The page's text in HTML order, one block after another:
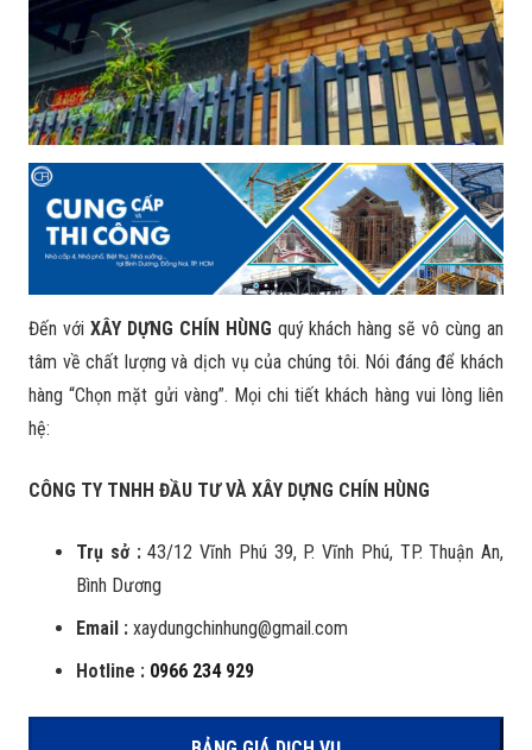
Đến với XÂY DỰNG CHÍN HÙNG quý khách hàng sẽ vô cùng an
tâm về chất lượng và dịch vụ của chúng tôi. Nói đáng để khách
hàng “Chọn mặt gửi vàng”. Mọi chi tiết khách hàng vui lòng liên
hệ:
CÔNG TY TNHH ĐẦU TƯ VÀ XÂY DỰNG CHÍN HÙNG
Trụ sở :43/12 Vĩnh Phú 39, P. Vĩnh Phú, TP. Thuận An,
Bình Dương
Email : xaydungchinhung@gmail.com
Hotline : 0966 234 929